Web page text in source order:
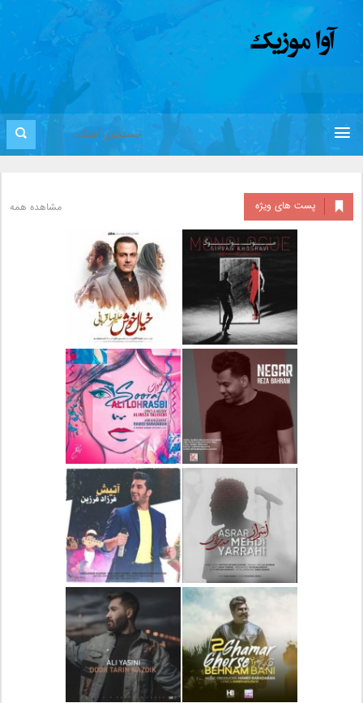
پست های ویژه مشاهده همه
دانلود آلبوم جدید سیروان
خسروی بنام مونولوگ
دانلود آهنگ جدید علیرضا
قربانی بنام خیال خوش
دانلود آهنگ جدید رضا
بهرام بنام نگار
دانلود آهنگ جدید علی
لهراسبی بنام صورت
دانلود آهنگ جدید مهدی
یراحی بنام اسرار
دانلود آهنگ جدید فرزاد
فرزین بنام آتیش